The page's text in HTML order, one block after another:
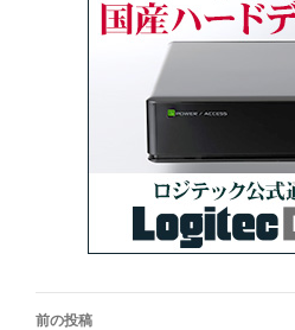
投
前の投稿